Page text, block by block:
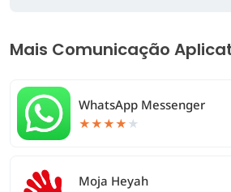
Mais Comunicação
WhatsApp Messenger
★★★★ ★
Moja Heyah